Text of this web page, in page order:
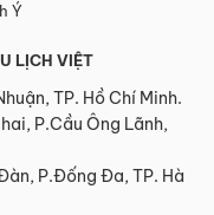
Ý
LỊCH VIỆT
TP. Hồ Chí Minh.
P.Cầu Ông Lãnh,
P.Đống Đa, TP. Hà